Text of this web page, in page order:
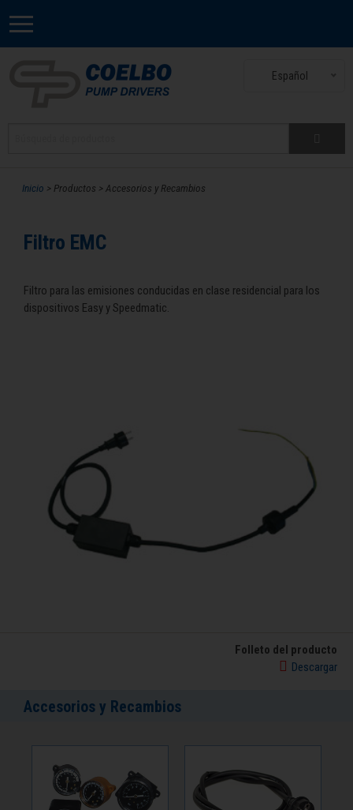
Español
Inicio > Productos > Accesorios y Recambios
Filtro EMC
Filtro para las emisiones conducidas en clase residencial para los
dispositivos Easy y Speedmatic.
Folleto del producto
Descargar
Accesorios y Recambios